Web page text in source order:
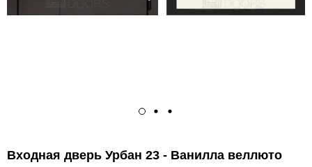
Входная дверь Урбан 23 - Ванилла веллюто